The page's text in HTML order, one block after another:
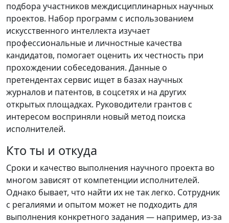
подбора участников междисциплинарных научных
проектов. Набор программ с использованием
искусственного интеллекта изучает
профессиональные и личностные качества
кандидатов, помогает оценить их честность при
прохождении собеседования. Данные о
претендентах сервис ищет в базах научных
журналов и патентов, в соцсетях и на других
открытых площадках. Руководители грантов с
интересом восприняли новый метод поиска
исполнителей.
Кто ты и откуда
Сроки и качество выполнения научного проекта во
многом зависят от компетенции исполнителей.
Однако бывает, что найти их не так легко. Сотрудник
с регалиями и опытом может не подходить для
выполнения конкретного задания — например, из-за